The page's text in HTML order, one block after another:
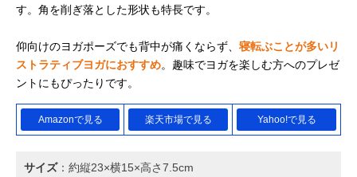
す。角を削ぎ落とした形状も特長です。
仰向けのヨガポーズでも背中が痛くならず、 寝転ぶことが多いリ
ストラティブヨガにおすすめ。趣味でヨガを楽しむ方へのプレゼ
ントにもぴったりです。
Amazonで見る 楽天市場で見る Yahoo!で見る
サイズ：約縦23×横15×高さ7.5cm